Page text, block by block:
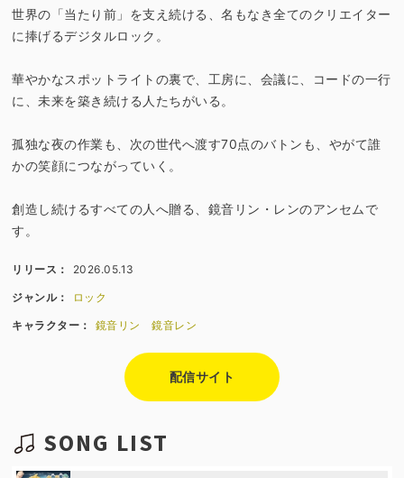
世界の「当たり前」を支え続ける、名もなき全てのクリエイター
に捧げるデジタルロック。
華やかなスポットライトの裏で、工房に、会議に、コードの一行
に、未来を築き続ける人たちがいる。
孤独な夜の作業も、次の世代へ渡す70点のバトンも、やがて誰
かの笑顔につながっていく。
創造し続けるすべての人へ贈る、鏡音リン・レンのアンセムで
す。
リリース： 2026.05.13
ジャンル： ロック
キャラクター： 鏡音リン 鏡音レン
配信サイト
SONG LIST